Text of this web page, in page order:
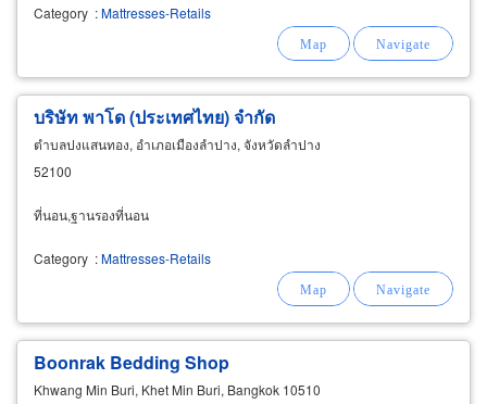
Category :Mattresses-Retails
บริษัท พาโด (ประเทศไทย) จำกัด
ตำบลปงแสนทอง, อำเภอเมืองลำปาง, จังหวัดลำปาง
52100
ที่นอน,ฐานรองที่นอน
Category :Mattresses-Retails
Boonrak Bedding Shop
Khwang Min Buri, Khet Min Buri, Bangkok 10510